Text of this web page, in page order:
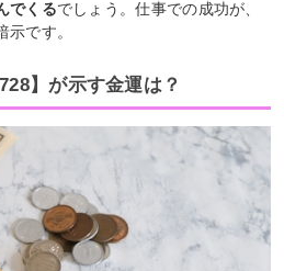
でくるでしょう。仕事での成功が、
です。
】が示す金運は？